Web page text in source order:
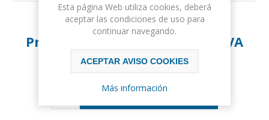
Precio: 15,00€ IVA incluido
Precio con descuento:
14,25€ IVA
incluido
Esta página Web utiliza cookies, deberá
aceptar las condiciones de uso para
continuar navegando.
ACEPTAR AVISO COOKIES
Más información